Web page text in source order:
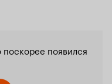
появился